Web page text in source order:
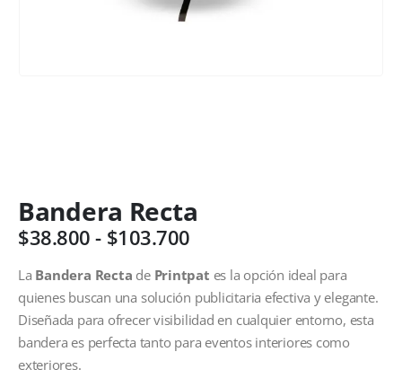
Bandera Recta
$38.800 - $103.700
La Bandera Recta de Printpat es la opción ideal para
quienes buscan una solución publicitaria efectiva y elegante.
Diseñada para ofrecer visibilidad en cualquier entorno, esta
bandera es perfecta tanto para eventos interiores como
exteriores.